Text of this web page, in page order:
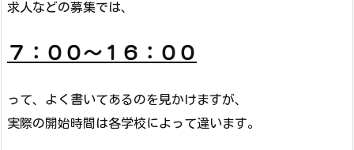
求人などの募集では、
７：００～１６：００
って、よく書いてあるのを見かけますが、
実際の開始時間は各学校によって違います。